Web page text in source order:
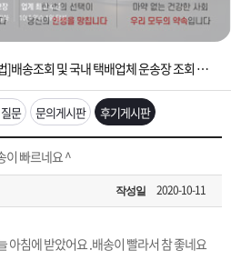
휴 배송 및 휴무 안내
[운송장번호 조회법]배송조회 및 국내 택배업체 운송장 조회 하는법
객 앱설치 가능합니다.
내] 집 밖에 주소로 택배 받기
입금확인이 안되는 상황을 대비해 꼭 입금후 고객센터 연락바랍니다.
휴 배송 및 휴무 안내
문 문의게시판 후기게시판
이 빠르네요 ^
작성일 2020-10-11
아침에 받았어요 .배송이 빨라서 참 좋네요